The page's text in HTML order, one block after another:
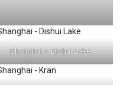
Shanghai – Dishui Lake